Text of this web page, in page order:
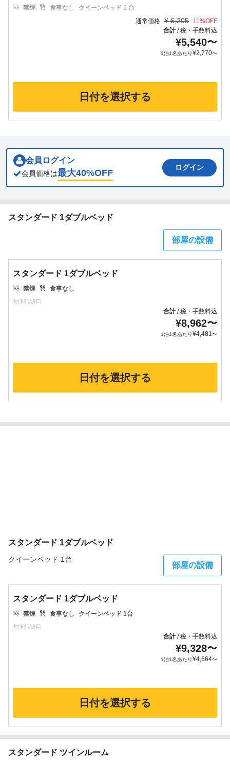
禁煙 食事なし
クイーンベッド 1 台
通常価格 ¥ 6,205 11%OFF
合計/税・手数料込
¥5,540〜
1泊1名あたり¥2,770〜
日付を選択する
会員ログイン
会員価格は最大40%OFF
ログイン
スタンダード 1ダブルベッド
部屋の設備
スタンダード 1ダブルベッド
禁煙 食事なし
合計/税・手数料込
¥8,962〜
1泊1名あたり¥4,481〜
日付を選択する
スタンダード 1ダブルベッド
クイーンベッド 1台
部屋の設備
スタンダード 1ダブルベッド
禁煙 食事なし クイーンベッド 1台
合計/税・手数料込
¥9,328〜
1泊1名あたり¥4,664〜
日付を選択する
スタンダード ツインルーム